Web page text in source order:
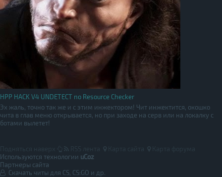
HPP HACK V4 UNDETECT no Resource Checker
Эх жаль, точно так же и с этим инжектором! Чит инжектится, окошко
чита в глав меню открывается, но при заходе на серв или на локалку с
ботами вылетет!
Используются технологии uCoz
Партнеры сайта
Скачать читы для CS, CS:GO и др.